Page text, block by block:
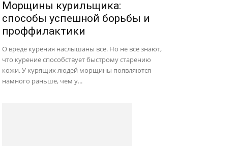
Морщины курильщика:
способы успешной борьбы и
проффилактики
О вреде курения наслышаны все. Но не все знают,
что курение способствует быстрому старению
кожи. У курящих людей морщины появляются
намного раньше, чем у...